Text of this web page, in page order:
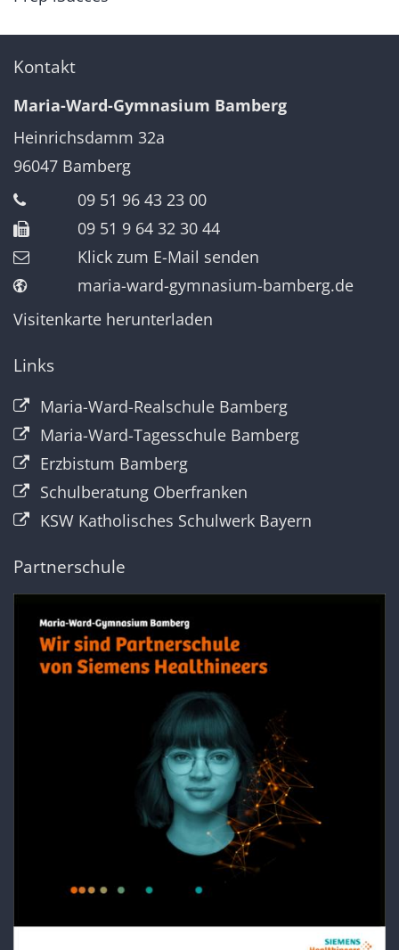
Kontakt
Maria-Ward-Gymnasium Bamberg
Heinrichsdamm 32a
96047 Bamberg
09 51 96 43 23 00
09 51 9 64 32 30 44
Klick zum E-Mail senden
maria-ward-gymnasium-bamberg.de
Visitenkarte herunterladen
Links
Maria-Ward-Realschule Bamberg
Maria-Ward-Tagesschule Bamberg
Erzbistum Bamberg
Schulberatung Oberfranken
KSW Katholisches Schulwerk Bayern
Partnerschule